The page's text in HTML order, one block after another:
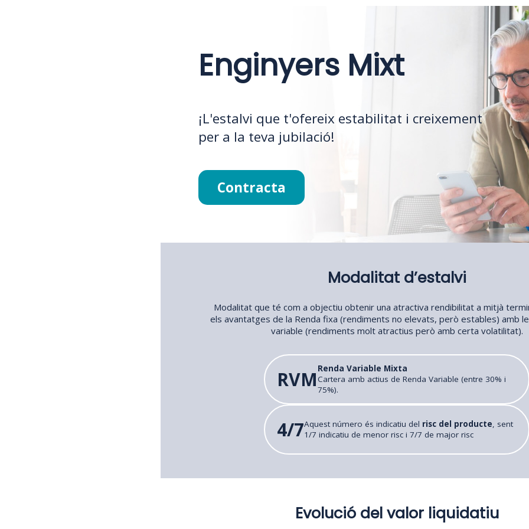
Enginyers Mixt
¡L'estalvi que t'ofereix estabilitat i creixement
per a la teva jubilació!
Contracta
Modalitat d’estalvi
Modalitat que té com a objectiu obtenir una atractiva rendibilitat a mitjà
els avantatges de la Renda fixa (rendiments no elevats, però estables) amb
variable (rendiments molt atractius però amb certa volatilitat).
RVM Renda Variable Mixta
Cartera amb actius de Renda Variable (entre 30% i
75%).
4/7Aquest número és indicatiu del risc del producte, sent
1/7 indicatiu de menor risc i 7/7 de major risc
Evolució del valor liquidatiu